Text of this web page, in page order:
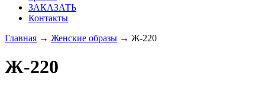
ЗАКАЗАТЬ
Контакты
Главная → Женские образы → Ж-220
Ж-220